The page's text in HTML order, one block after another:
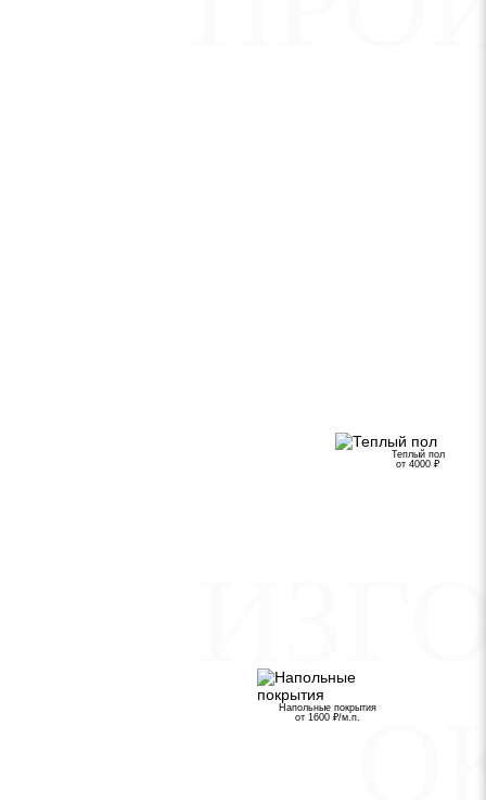
Напольные покрытия
от 1600 ₽/м.п.
Теплый пол
от 4000 ₽